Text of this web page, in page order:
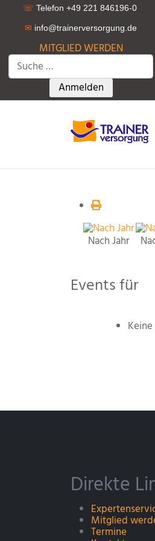
☏ Telefon +49 221 846196-0
✉ info@trainerversorgung.de
MITGLIED WERDEN
Suchen
Type 2 or more
Anmelden
Nach Jahr
Events für
Direkte
Mitglied
Termine